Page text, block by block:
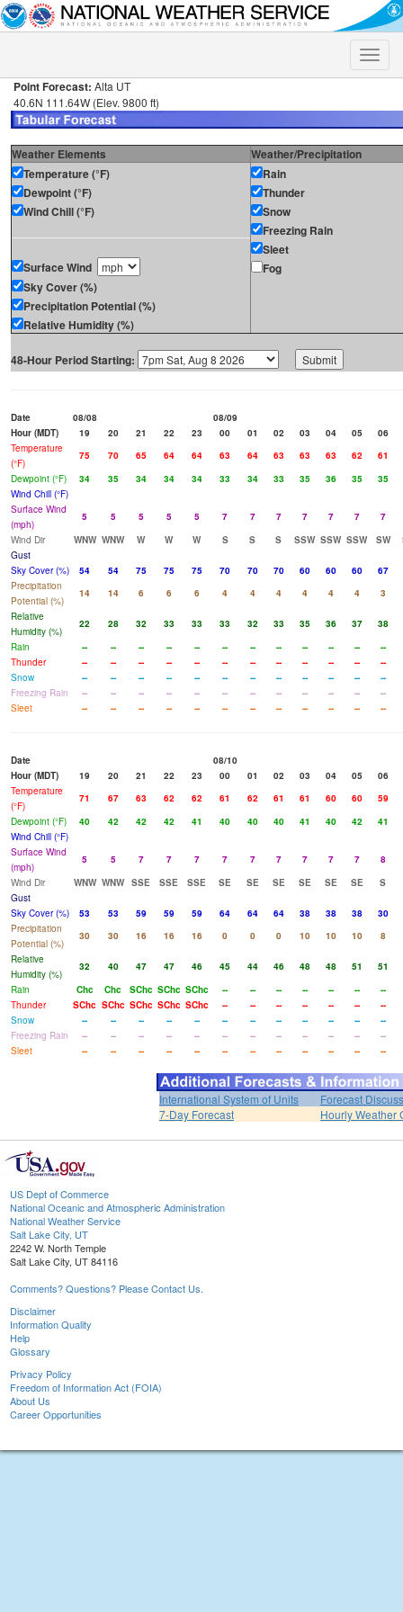
Toggle
Point Forecast: Alta UT
40.6N 111.64W (Elev. 9800 ft)
Weather Elements
Weather/Precipitation
Temperature (°F)
Dewpoint (°F)
Wind Chill (°F)
Surface Wind
Sky Cover (%)
Precipitation Potential (%)
Relative Humidity (%)
Rain
Thunder
Snow
Freezing Rain
Sleet
Fog
48-Hour Period Starting:
Date 08/08
08/09
Hour (MDT)
19 20 21 22 23 00 01 02 03 04 05
06
Temperature
(°F)
75 70 65 64 64 63 64 63 63 63 62
61
Dewpoint (°F)
34 35 34 34 34 33 34 33 35 36 35
35
Wind Chill (°F)
Surface Wind
(mph)
5 5 5 5 5 7 7 7 7 7 7
7
Wind Dir
WNW WNW W W W S S S SSW SSW SSW SW
Gust
Sky Cover (%)
54 54 75 75 75 70 70 70 60 60 60
67
Precipitation
Potential (%)
14 14 6 6 6 4 4 4 4 4 4
3
Relative
Humidity (%)
22 28 32 33 33 33 32 33 35 36 37
38
Rain
-- -- -- -- -- -- -- -- -- -- --
--
Thunder
-- -- -- -- -- -- -- -- -- -- --
--
Snow
-- -- -- -- -- -- -- -- -- -- --
--
Freezing Rain
-- -- -- -- -- -- -- -- -- -- --
--
Sleet
-- -- -- -- -- -- -- -- -- -- -- --
Date
08/10
Hour (MDT)
19 20 21 22 23 00 01 02 03 04 05
06
Temperature
(°F)
71 67 63 62 62 61 62 61 61 60 60
59
Dewpoint (°F)
40 42 42 42 41 40 40 40 41 40 42
41
Wind Chill (°F)
Surface Wind
(mph)
5 5 7 7 7 7 7 7 7 7 7
8
Wind Dir
WNW WNW SSE SSE SSE SE SE SE SE SE SE
S
Gust
Sky Cover (%)
53 53 59 59 59 64 64 64 38 38 38
30
Precipitation
Potential (%)
30 30 16 16 16 0 0 0 10 10 10
8
Relative
Humidity (%)
32 40 47 47 46 45 44 46 48 48 51
51
Rain
Chc Chc SChc SChc SChc -- -- -- -- -- --
--
Thunder
SChc SChc SChc SChc SChc -- -- -- -- -- --
--
Snow
-- -- -- -- -- -- -- -- -- -- --
--
Freezing Rain
-- -- -- -- -- -- -- -- -- -- --
--
Sleet
-- -- -- -- -- -- -- -- -- -- -- --
International System of Units
Forecast
7-Day Forecast
Hourly Weather
US Dept of Commerce
National Oceanic and Atmospheric Administration
National Weather Service
Salt Lake City, UT
2242 W. North Temple
Salt Lake City, UT 84116
Comments? Questions? Please Contact Us.
Disclaimer
Information Quality
Help
Glossary
Privacy Policy
Freedom of Information Act (FOIA)
About Us
Career Opportunities